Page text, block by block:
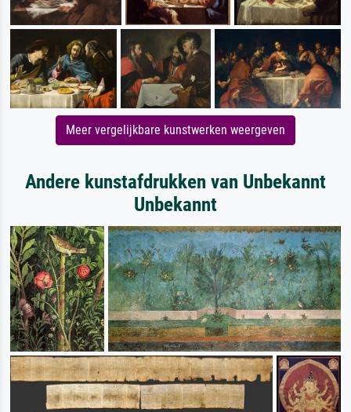
Meer vergelijkbare kunstwerken weergeven
Andere kunstafdrukken van Unbekannt
Unbekannt